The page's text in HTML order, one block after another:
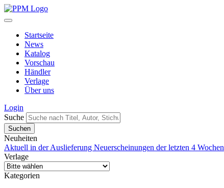
Startseite
News
Katalog
Vorschau
Händler
Verlage
Über uns
Login
Suche
Neuheiten
Aktuell in der Auslieferung Neuerscheinungen der letzten 4 Wochen
Verlage
Kategorien